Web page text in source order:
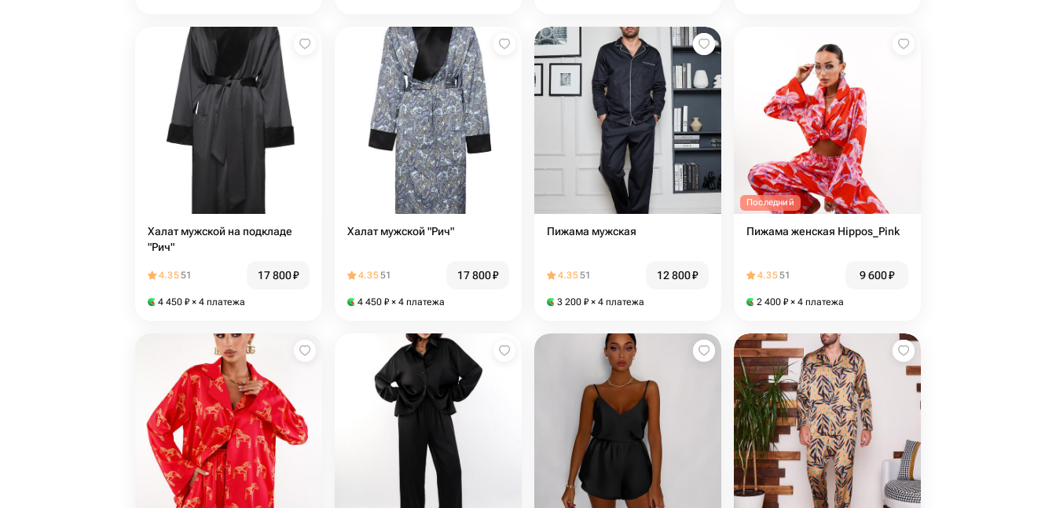
Халат мужской на подкладе
"Рич"
4.3551 17 800₽
4 450 ₽ × 4 платежа
Халат мужской "Рич"
4.3551 17 800₽
4 450 ₽ × 4 платежа
Пижама мужская
4.3551 12 800₽
3 200 ₽ × 4 платежа
Последний
Пижама женская Hippos_Pink
4.3551 9 600₽
2 400 ₽ × 4 платежа